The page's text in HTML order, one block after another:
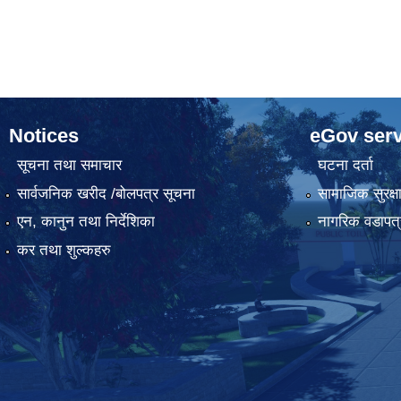
Notices
सूचना तथा समाचार
सार्वजनिक खरीद /बोलपत्र सूचना
एन, कानुन तथा निर्देशिका
कर तथा शुल्कहरु
eGov
घटना दर्ता
सामाजिक सुरक्षा
नागरिक